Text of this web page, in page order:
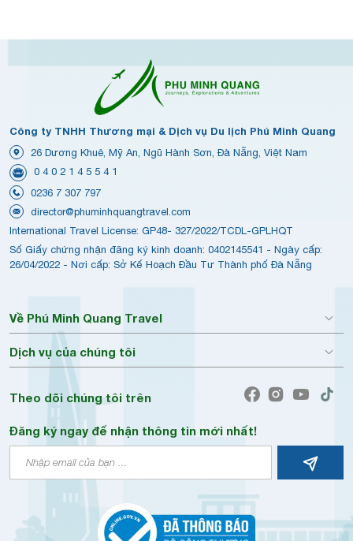
Công ty TNHH Thương mại & Dịch vụ Du lịch Phú Minh Quang
26 Dương Khuê, Mỹ An, Ngũ Hành Sơn, Đà Nẵng, Việt Nam
0 4 0 2 1 4 5 5 4 1
0236 7 307 797
director@phuminhquangtravel.com
International Travel License: GP48- 327/2022/TCDL-GPLHQT
Số Giấy chứng nhận đăng ký kinh doanh: 0402145541 - Ngày cấp:
26/04/2022 - Nơi cấp: Sở Kế Hoạch Đầu Tư Thành phố Đà Nẵng
Về Phú Minh Quang Travel
Dịch vụ của chúng tôi
Theo dõi chúng tôi trên
Đăng ký ngay để nhận thông tin mới nhất!